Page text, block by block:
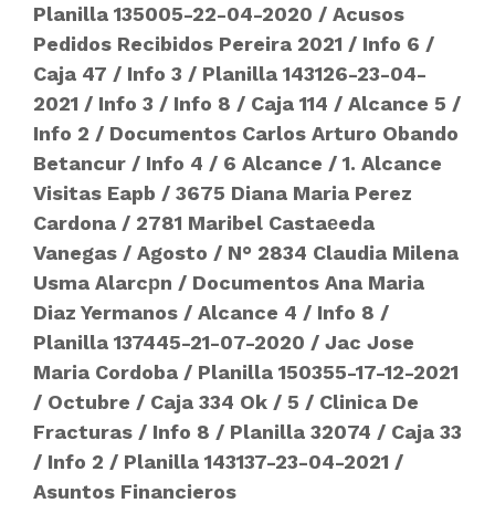
Planilla 135005-22-04-2020 / Acusos
Pedidos Recibidos Pereira 2021 / Info 6 /
Caja 47 / Info 3 / Planilla 143126-23-04-
2021 / Info 3 / Info 8 / Caja 114 / Alcance 5 /
Info 2 / Documentos Carlos Arturo Obando
Betancur / Info 4 / 6 Alcance / 1. Alcance
Visitas Eapb / 3675 Diana Maria Perez
Cardona / 2781 Maribel Castaеeda
Vanegas / Agosto / N° 2834 Claudia Milena
Usma Alarcрn / Documentos Ana Maria
Diaz Yermanos / Alcance 4 / Info 8 /
Planilla 137445-21-07-2020 / Jac Jose
Maria Cordoba / Planilla 150355-17-12-2021
/ Octubre / Caja 334 Ok / 5 / Clinica De
Fracturas / Info 8 / Planilla 32074 / Caja 33
/ Info 2 / Planilla 143137-23-04-2021 /
Asuntos Financieros